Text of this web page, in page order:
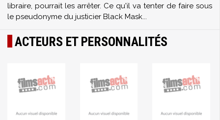
libraire, pourrait les arrêter. Ce qu'il va tenter de faire sous
le pseudonyme du justicier Black Mask...
ACTEURS ET PERSONNALITÉS